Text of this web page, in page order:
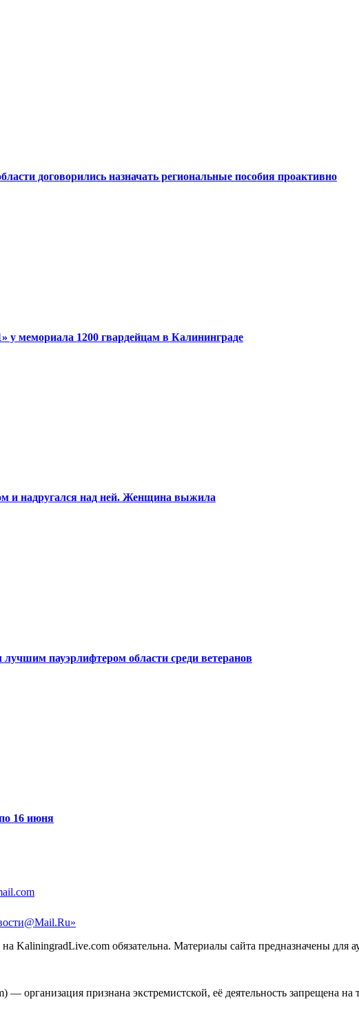
договорились назначать региональные пособия проактивно
у мемориала 1200 гвардейцам в Калининграде
и надругался над ней. Женщина выжила
пауэрлифтером области среди ветеранов
16 июня
KaliningradLive.com обязательна. Материалы сайта предназначены для
— организация признана экстремистской, её деятельность запрещена